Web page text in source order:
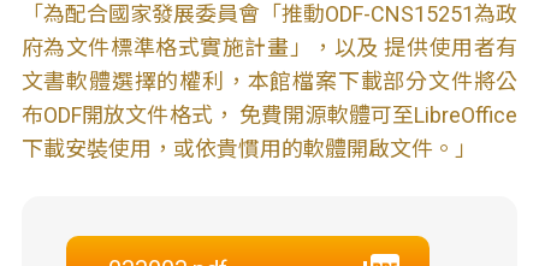
「為配合國家發展委員會「推動ODF-CNS15251為政
府為文件標準格式實施計畫」，以及 提供使用者有
文書軟體選擇的權利，本館檔案下載部分文件將公
布ODF開放文件格式， 免費開源軟體可至LibreOffice
下載安裝使用，或依貴慣用的軟體開啟文件。」